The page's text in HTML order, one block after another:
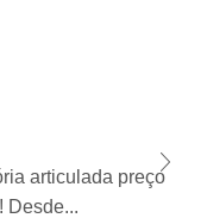
articulada preço
Desde...